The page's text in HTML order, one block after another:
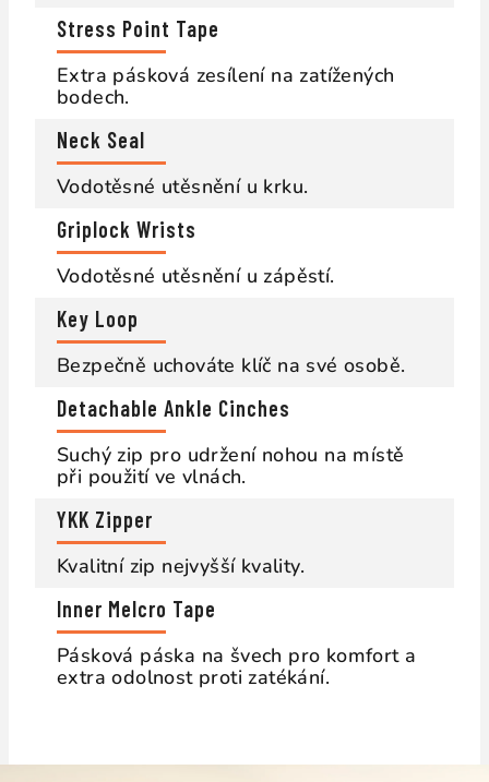
Stress Point Tape
Extra pásková zesílení na zatížených
bodech.
Neck Seal
Vodotěsné utěsnění u krku.
Griplock Wrists
Vodotěsné utěsnění u zápěstí.
Key Loop
Bezpečně uchováte klíč na své osobě.
Detachable Ankle Cinches
Suchý zip pro udržení nohou na místě
při použití ve vlnách.
YKK Zipper
Kvalitní zip nejvyšší kvality.
Inner Melcro Tape
Pásková páska na švech pro komfort a
extra odolnost proti zatékání.